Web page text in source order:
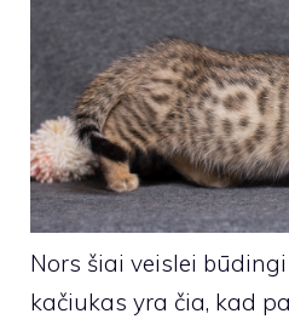
Nors šiai veislei
kačiukas yra čia, kad